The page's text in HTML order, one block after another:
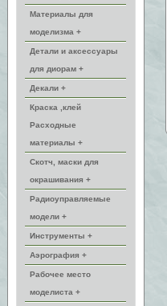
Материалы для
моделизма +
Детали и аксессуары
для диорам +
Декали +
Краска ,клей
Расходные
материалы +
Скотч, маски для
окрашивания +
Радиоуправляемые
модели +
Инструменты +
Аэрография +
Рабочее место
моделиста +